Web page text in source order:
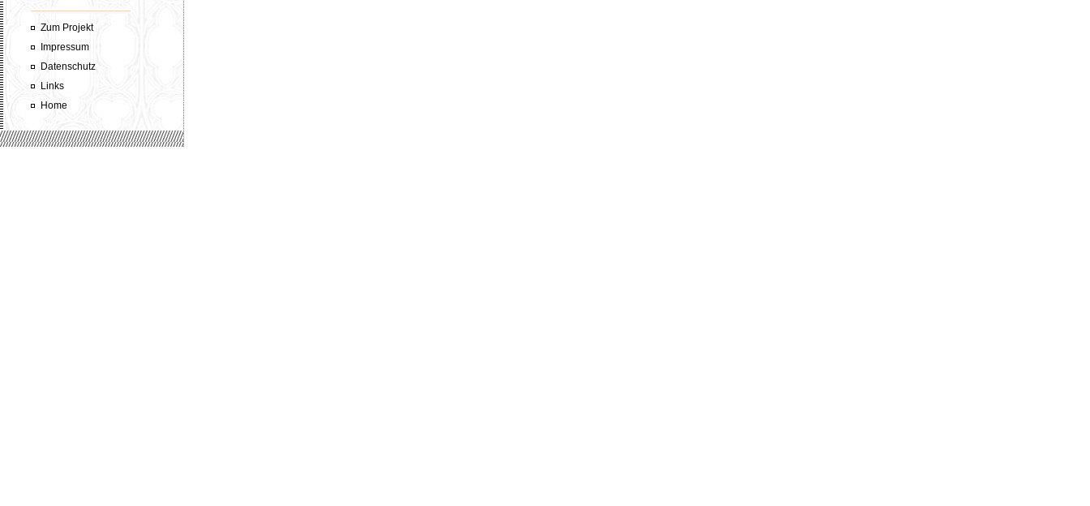
Zum Projekt
Impressum
Datenschutz
Links
Home